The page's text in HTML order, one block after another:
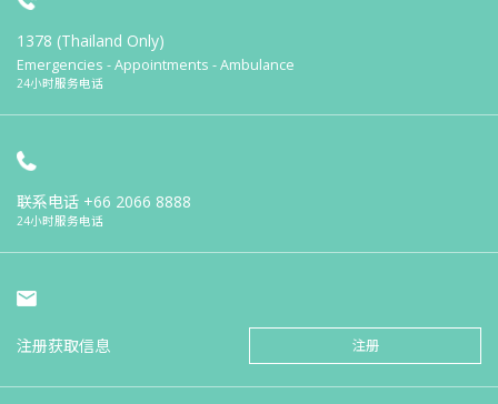
1378 (Thailand Only)
Emergencies - Appointments - Ambulance
24小时服务电话
联系电话 +66 2066 8888
24小时服务电话
注册获取信息 注册